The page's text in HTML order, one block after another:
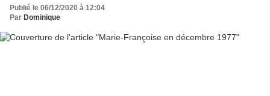
Publié le 06/12/2020 à 12:04
Par Dominique